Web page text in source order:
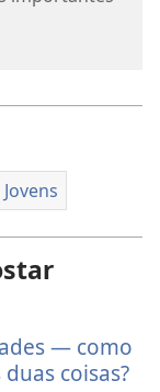
Jovens
— como
coisas?